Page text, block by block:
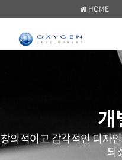
HOME
개
창의적이고 감각적인 디자
되